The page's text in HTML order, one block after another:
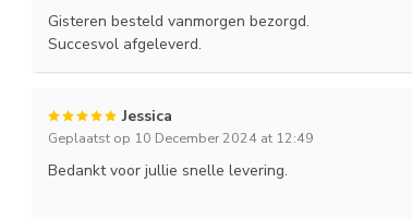
Gisteren besteld vanmorgen bezorgd.
Succesvol afgeleverd.
Jessica
Geplaatst op 10 December 2024 at 12:49
Bedankt voor jullie snelle levering.